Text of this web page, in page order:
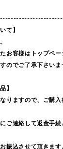
て】
お客様はトップペ
のでご了承下さいま
】
りますので、ご購
ご連絡して返金手
振込させて頂きます